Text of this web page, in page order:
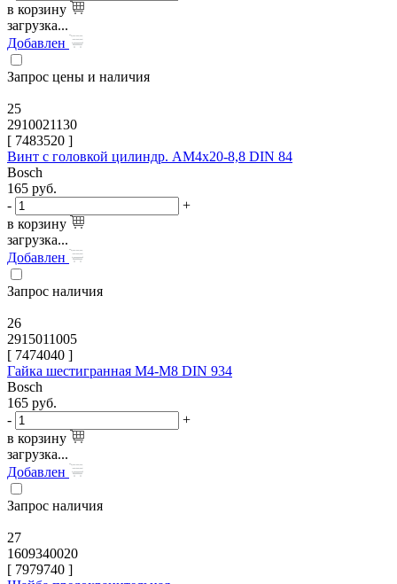
в корзину
загрузка...
Добавлен
Запрос цены и наличия
25
2910021130
[ 7483520 ]
Винт с головкой цилиндр. AM4x20-8,8 DIN 84
Bosch
165 руб.
-
+
в корзину
загрузка...
Добавлен
Запрос наличия
26
2915011005
[ 7474040 ]
Гайка шестигранная M4-M8 DIN 934
Bosch
165 руб.
-
+
в корзину
загрузка...
Добавлен
Запрос наличия
27
1609340020
[ 7979740 ]